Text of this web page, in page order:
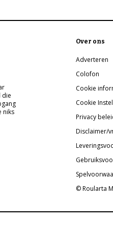
die
niks
Over ons
Adverteren
Colofon
Cookie
Cookie
Privacy
Disclaimer/
© Roularta